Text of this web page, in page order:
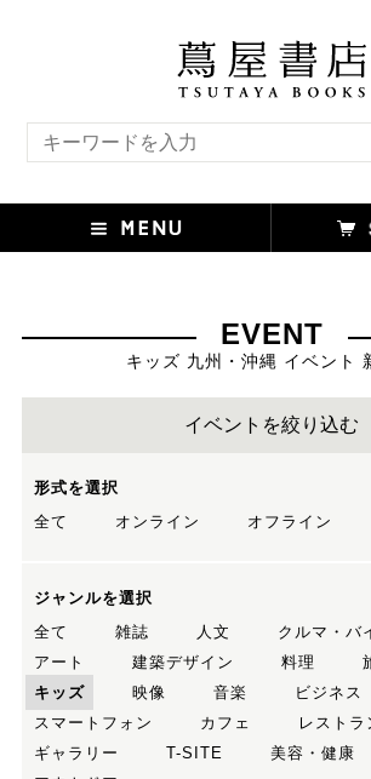
EVENT
キッズ 九州・沖縄 イベント
イベントを絞り込む
形式を選択
全て
オンライン オフライン
ジャンルを選択
全て
雑誌 人文
クルマ・バ
アート
建築デザイン 料理
キッズ
映像 音楽
ビジネス
スマートフォン
カフェ レストラ
ギャラリー
T-SITE 美容・健康